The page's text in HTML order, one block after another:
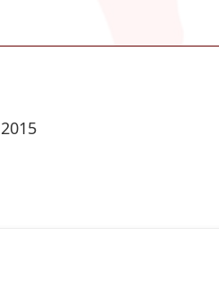
2015